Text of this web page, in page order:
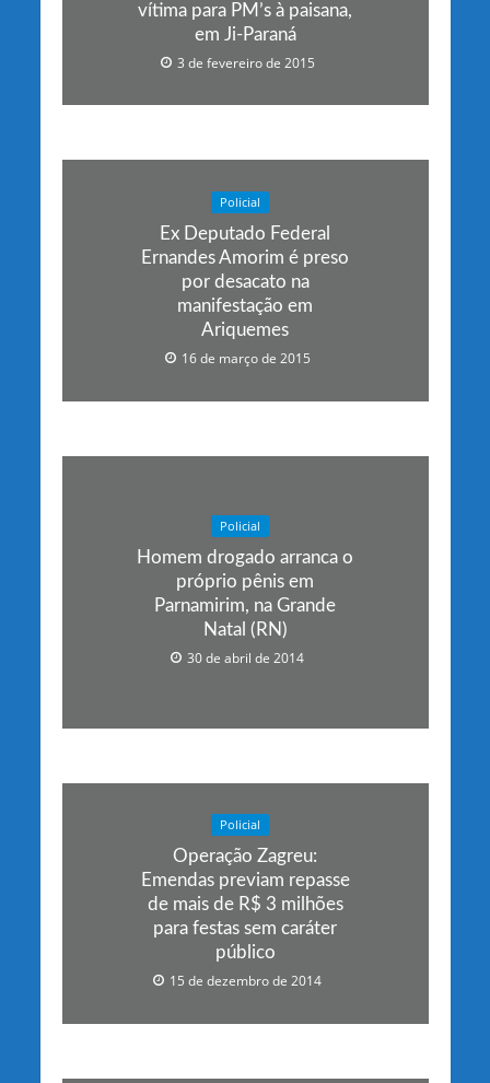
vítima para PM’s à paisana,
em Ji-Paraná
3 de fevereiro de 2015
Policial
Ex Deputado Federal
Ernandes Amorim é preso
por desacato na
manifestação em
Ariquemes
16 de março de 2015
Policial
Homem drogado arranca o
próprio pênis em
Parnamirim, na Grande
Natal (RN)
30 de abril de 2014
Policial
Operação Zagreu:
Emendas previam repasse
de mais de R$ 3 milhões
para festas sem caráter
público
15 de dezembro de 2014